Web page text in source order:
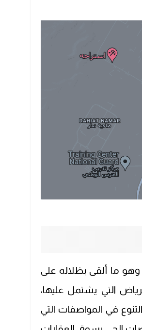
وهو ما ألقى بظلاله على
التي يشتمل عليها،
في المواصفات التي